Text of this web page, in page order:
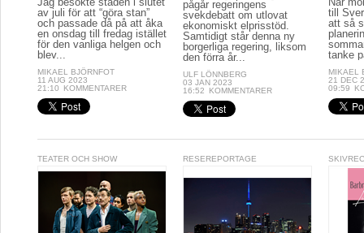
av juli för att “göra stan”
och passade då på att åka
en onsdag till fredag istället
för den vanliga helgen och
blev...
MIKAEL BJÖRNFOT
11 AUG 2023
21:10
KOMMENTARER
pågår regeringens
svekdebatt om utlovat
ekonomiskt elprisstöd.
Samtidigt står denna ny
borgerliga regering, liksom
den förra år...
ULF LÖNNBERG
03 JAN 2023
16:52
KOMMENTARER
till
att så
tanke
MIKAEL
21 DEC
09:59
TEATER OCH SHOW RESEREPORTAGE